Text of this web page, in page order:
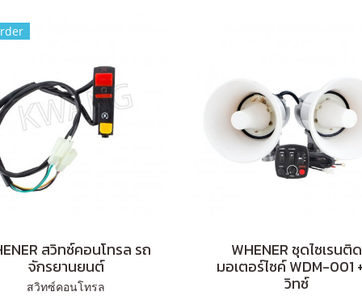
สวิทซ์คอนโทรล รถ
จักรยานยนต์
สวิทซ์คอนโทรล
WHENER ชุดไซเรนติด
มอเตอร์ไซค์ WDM-001
วิทซ์